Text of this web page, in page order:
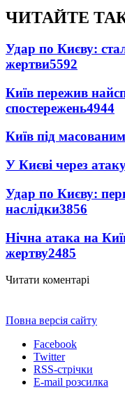
ЧИТАЙТЕ
Удар по Києву:
жертви5592
Київ пережив
спостережень4944
Київ під
У Києві через
Удар по Києву:
наслідки3856
Нічна атака на
жертву2485
Читати коментарі
Повна версія сайту
Facebook
Twitter
RSS-стрічки
E-mail розсилка